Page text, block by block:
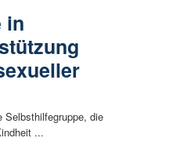
in
Selbsthilfegruppe, die
...